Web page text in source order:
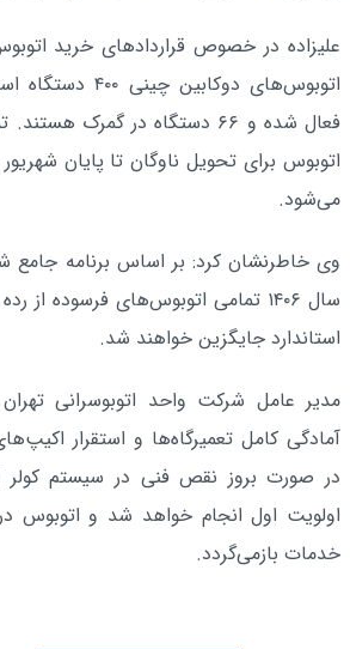
علیزاده در خصوص قراردادهای خرید
فعال شده و ۶۶ دستگاه در گمرک
اتوبوس برای تحویل ناوگان تا پایان
می‌شود.
وی خاطرنشان کرد: بر اساس برنامه جامع
سال ۱۴۰۶ تمامی اتوبوس‌های فرسوده
استاندارد جایگزین خواهند شد.
مدیر عامل شرکت واحد اتوبوسرانی
آمادگی کامل تعمیرگاه‌ها و استقرار
در صورت بروز نقص فنی در سیستم کولر
اولویت اول انجام خواهد شد و اتوبوس
خدمات بازمی‌گردد.